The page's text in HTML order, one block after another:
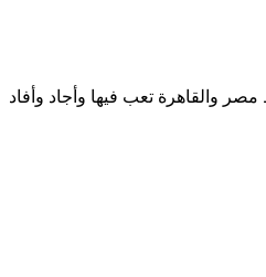
لخطط مصر والقاهرة تعب فيها وأجاد وأفاد